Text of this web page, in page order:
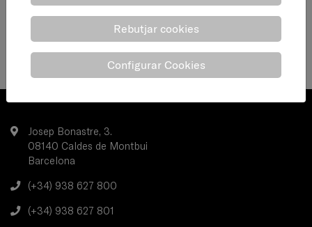
Josep Bonastre, 3.
08140 Caldes de Montbui
Barcelona
(+34) 938 627 800
(+34) 938 627 801
Rebutjar cookies
Configurar Cookies